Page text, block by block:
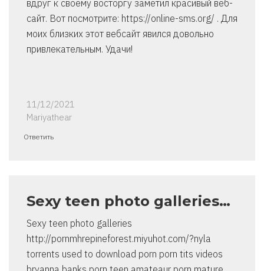
вдруг к своему восторгу заметил красивый веб-
сайт. Вот посмотрите: https://online-sms.org/ . Для
моих близких этот вебсайт явился довольно
привлекательным. Удачи!
11/12/2021
Mariyathear
Ответить
Sexy teen photo galleries…
Sexy teen photo galleries
http://pornmhrepineforest.miyuhot.com/?nyla
torrents used to download porn porn tits videos